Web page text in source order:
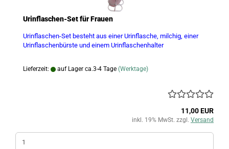
Urinflaschen-Set für Frauen
Urinflaschen-Set besteht aus einer Urinflasche, milchig, einer
Urinflaschenbürste und einem Urinflaschenhalter
Lieferzeit: auf Lager ca.3-4 Tage (Werktage)
11,00 EUR
inkl. 19% MwSt. zzgl. Versand